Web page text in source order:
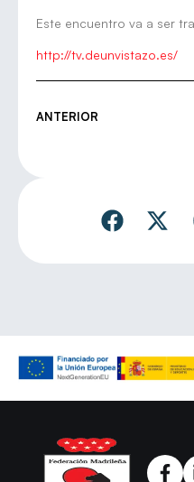
Este encuentro va a ser
http://tv.deunvistazo.es/
ANTERIOR